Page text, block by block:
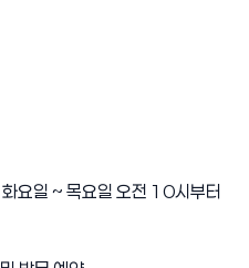
화요일 ~ 목요일 오전 10시부터